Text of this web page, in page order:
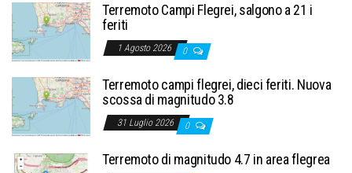
Terremoto Campi Flegrei, salgono a 21 i
feriti
1 Agosto 2026 0
Terremoto campi flegrei, dieci feriti. Nuova
scossa di magnitudo 3.8
31 Luglio 2026 0
Terremoto di magnitudo 4.7 in area flegrea